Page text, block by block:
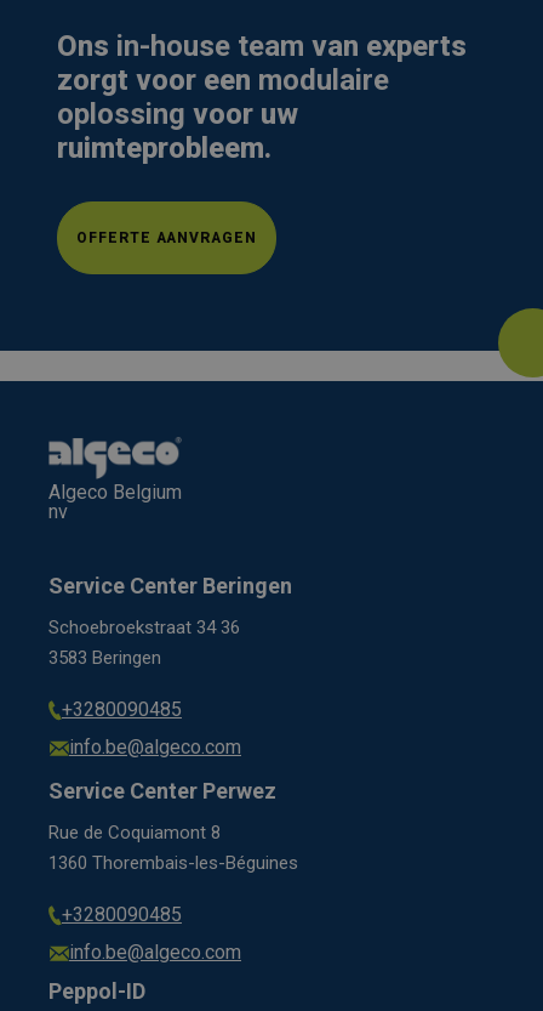
Ons in-house team van experts
zorgt voor een modulaire
oplossing voor uw
ruimteprobleem.
OFFERTE AANVRAGEN
Algeco Belgium
nv
Service Center Beringen
Schoebroekstraat 34 36
3583 Beringen
+3280090485
info.be@algeco.com
Service Center Perwez
Rue de Coquiamont 8
1360 Thorembais-les-Béguines
+3280090485
info.be@algeco.com
Peppol-ID